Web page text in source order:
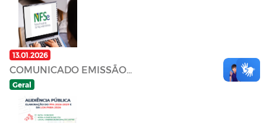
13.01.2026
COMUNICADO EMISSÃO...
Geral